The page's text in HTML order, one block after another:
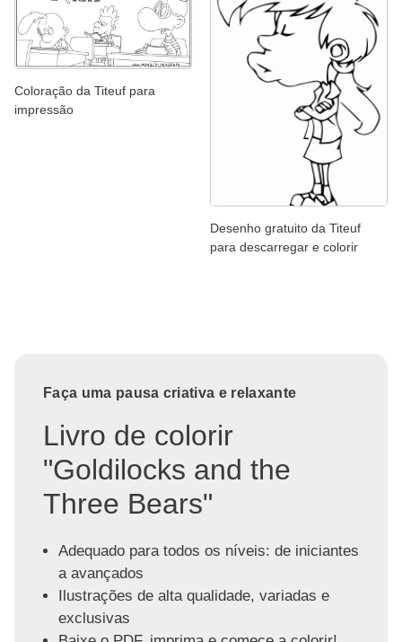
Coloração da Titeuf para
impressão
Desenho gratuito da Titeuf
para descarregar e colorir
Faça uma pausa criativa e relaxante
Livro de colorir
"Goldilocks and the
Three Bears"
Adequado para todos os níveis: de iniciantes
a avançados
Ilustrações de alta qualidade, variadas e
exclusivas